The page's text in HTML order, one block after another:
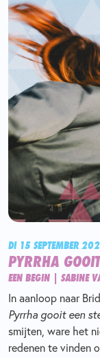
DI 15 SEPTEMBER
PYRRHA
EEN BEGIN | SABINE
In aanloop naar
Pyrrha gooit een
smijten, ware het
redenen te vinden